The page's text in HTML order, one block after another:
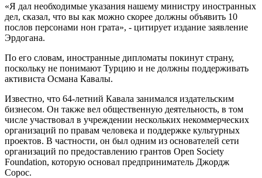
«Я дал необходимые указания нашему министру иностранных
дел, сказал, что вы как можно скорее должны объявить 10
послов персонами нон грата», - цитирует издание заявление
Эрдогана.
По его словам, иностранные дипломаты покинут страну,
поскольку не понимают Турцию и не должны поддерживать
активиста Османа Кавалы.
Известно, что 64-летний Кавала занимался издательским
бизнесом. Он также вел общественную деятельность, в том
числе участвовал в учреждении нескольких некоммерческих
организаций по правам человека и поддержке культурных
проектов. В частности, он был одним из основателей сети
организаций по предоставлению грантов Open Society
Foundation, которую основал предприниматель Джордж
Сорос.